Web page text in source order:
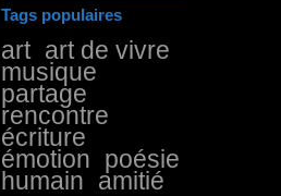
Tags populaires
art art de vivre
musique
partage
rencontre
écriture
émotion poésie
humain amitié